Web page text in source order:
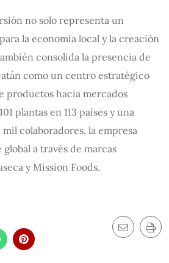
no solo representa un
la economía local y la creación
consolida la presencia de
como un centro estratégico
productos hacia mercados
plantas en 113 países y una
colaboradores, la empresa
a través de marcas
y Mission Foods.